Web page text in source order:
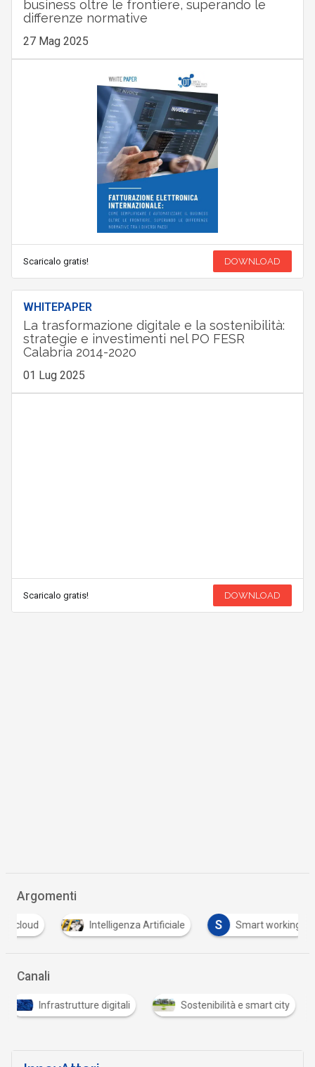
business oltre le frontiere, superando le
differenze normative
27 Mag 2025
Scaricalo gratis! DOWNLOAD
WHITEPAPER
La trasformazione digitale e la sostenibilità:
strategie e investimenti nel PO FESR
Calabria 2014-2020
01 Lug 2025
Scaricalo gratis! DOWNLOAD
Argomenti
cloud Intelligenza Artificiale S Smart working
Canali
Infrastrutture digitali Sostenibilità e smart city